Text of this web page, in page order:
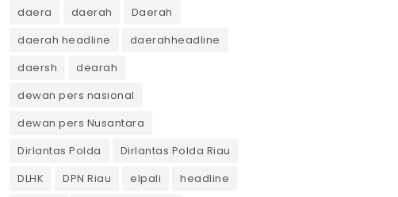
daera
daerah
Daerah
daerah headline
daerahheadline
daersh
dearah
dewan pers nasional
dewan pers Nusantara
Dirlantas Polda
Dirlantas Polda Riau
DLHK
DPN Riau elpali headline